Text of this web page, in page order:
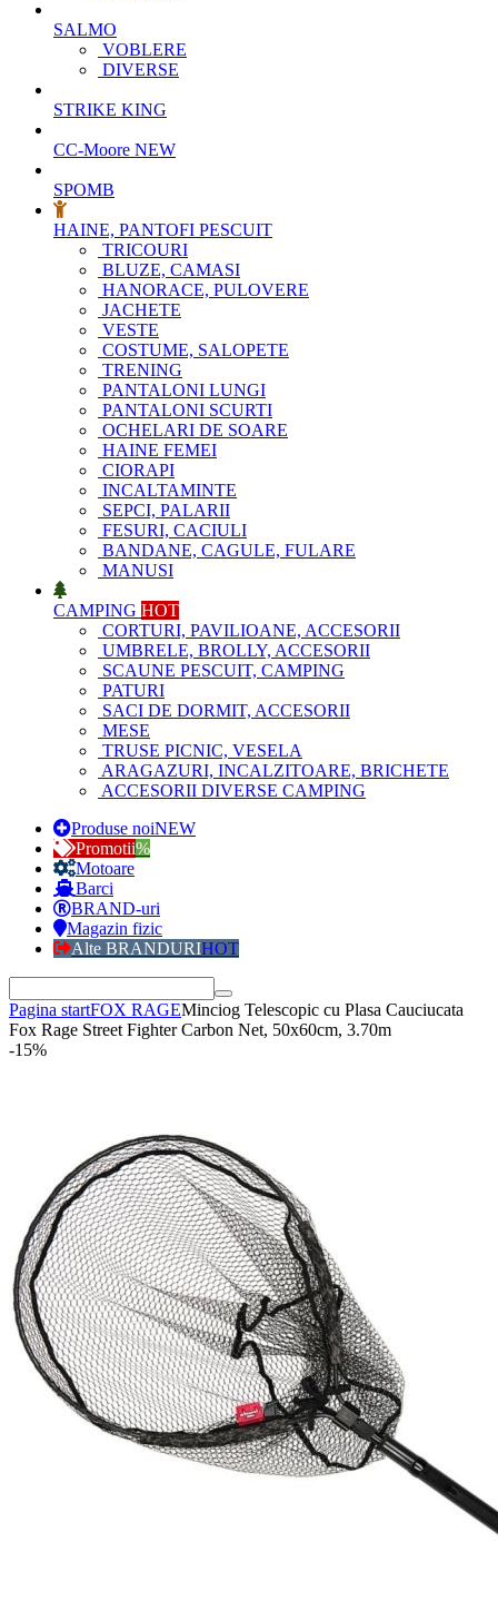
SALMO
VOBLERE
DIVERSE
STRIKE KING
CC-Moore NEW
SPOMB
HAINE, PANTOFI PESCUIT
TRICOURI
BLUZE, CAMASI
HANORACE, PULOVERE
JACHETE
VESTE
COSTUME, SALOPETE
TRENING
PANTALONI LUNGI
PANTALONI SCURTI
OCHELARI DE SOARE
HAINE FEMEI
CIORAPI
INCALTAMINTE
SEPCI, PALARII
FESURI, CACIULI
BANDANE, CAGULE, FULARE
MANUSI
CAMPING HOT
CORTURI, PAVILIOANE, ACCESORII
UMBRELE, BROLLY, ACCESORII
SCAUNE PESCUIT, CAMPING
PATURI
SACI DE DORMIT, ACCESORII
MESE
TRUSE PICNIC, VESELA
ARAGAZURI, INCALZITOARE, BRICHETE
ACCESORII DIVERSE CAMPING
Produse noiNEW
Promotii%
Motoare
Barci
BRAND-uri
Magazin fizic
Alte BRANDURIHOT
Pagina startFOX RAGEMinciog Telescopic cu Plasa Cauciucata
Fox Rage Street Fighter Carbon Net, 50x60cm, 3.70m
-15%